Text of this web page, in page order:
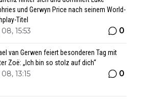
und Gerwyn Price nach seinem World-
Titel
15:53 0
van Gerwen feiert besonderen Tag mit
Zoë: „Ich bin so stolz auf dich“
13:15 0